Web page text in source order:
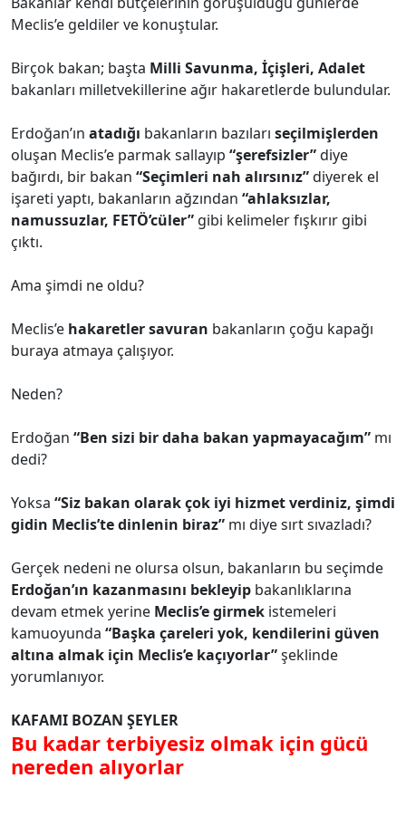
Meclis’e geldiler ve konuştular.
Birçok bakan; başta Milli Savunma, İçişleri, Adalet
bakanları milletvekillerine ağır hakaretlerde bulundular.
Erdoğan’ın atadığı bakanların bazıları seçilmişlerden
oluşan Meclis’e parmak sallayıp “şerefsizler”diye
bağırdı, bir bakan “Seçimleri nah alırsınız”diyerek el
işareti yaptı, bakanların ağzından “ahlaksızlar,
namussuzlar, FETÖ’cüler” gibi kelimeler fışkırır gibi
çıktı.
Ama şimdi ne oldu?
Meclis’e hakaretler savuran bakanların çoğu kapağı
buraya atmaya çalışıyor.
Neden?
Erdoğan “Ben sizi bir daha bakan yapmayacağım” mı
dedi?
Yoksa “Siz bakan olarak çok iyi hizmet verdiniz, şimdi
gidin Meclis’te dinlenin biraz” mı diye sırt sıvazladı?
Gerçek nedeni ne olursa olsun, bakanların bu seçimde
Erdoğan’ın kazanmasını bekleyip bakanlıklarına
devam etmek yerine Meclis’e girmek istemeleri
kamuoyunda “Başka çareleri yok, kendilerini güven
altına almak için Meclis’e kaçıyorlar”şeklinde
yorumlanıyor.
KAFAMI BOZAN ŞEYLER
Bu kadar terbiyesiz olmak için gücü
nereden alıyorlar